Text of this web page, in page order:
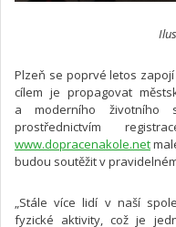
Plzeň se poprvé letos
cílem je propagovat
a moderního
prostřednictvím
www.dopracenakole.net
budou soutěžit v
„Stále více lidí v naší
fyzické aktivity, což je